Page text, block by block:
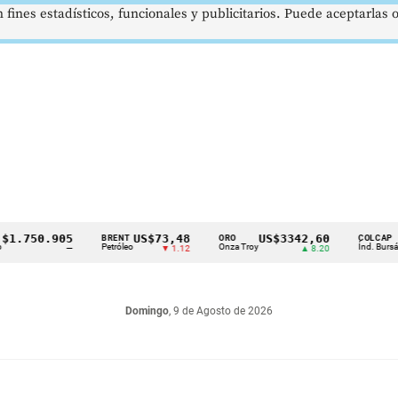
BRENT
Petróleo
US$73,48
▼ 1.12
ORO
Onza Troy
US$3342,60 COLCAP
Índ. Bursátil
Domingo, 9 de Agosto de 2026
estadísticos, funcionales y publicitarios. Puede aceptarlas